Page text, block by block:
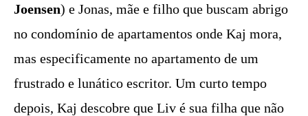
Joensen) e Jonas, mãe e filho que buscam abrigo
no condomínio de apartamentos onde Kaj mora,
mas especificamente no apartamento de um
frustrado e lunático escritor. Um curto tempo
depois, Kaj descobre que Liv é sua filha que não